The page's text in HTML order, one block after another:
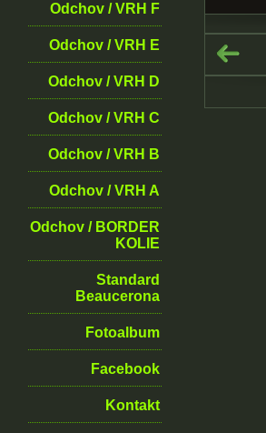
Odchov / VRH F
Odchov / VRH E
Odchov / VRH D
Odchov / VRH C
Odchov / VRH B
Odchov / VRH A
Odchov / BORDER
KOLIE
Standard
Beaucerona
Fotoalbum
Facebook
Kontakt